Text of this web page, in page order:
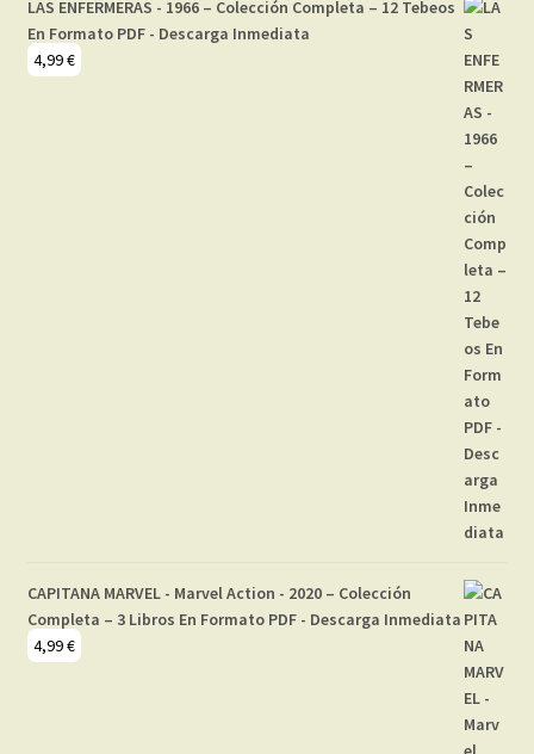
LAS ENFERMERAS - 1966 – Colección Completa – 12 Tebeos
En Formato PDF - Descarga Inmediata
4,99€
CAPITANA MARVEL - Marvel Action - 2020 – Colección
Completa – 3 Libros En Formato PDF - Descarga Inmediata
4,99€